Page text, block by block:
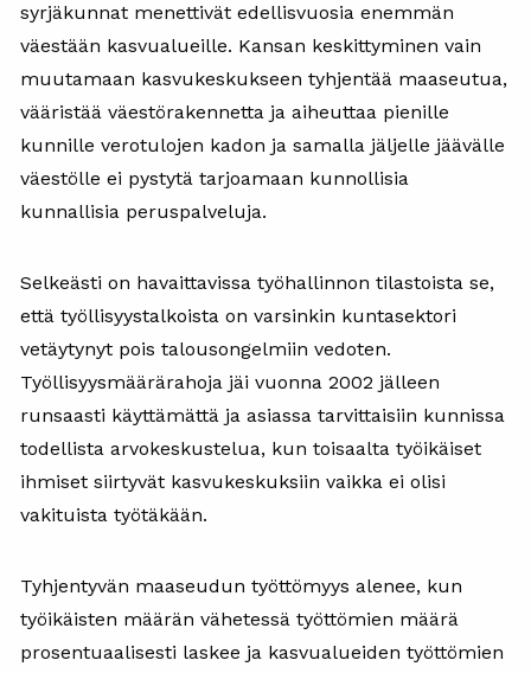
syrjäkunnat menettivät edellisvuosia enemmän
väestään kasvualueille. Kansan keskittyminen vain
muutamaan kasvukeskukseen tyhjentää maaseutua,
vääristää väestörakennetta ja aiheuttaa pienille
kunnille verotulojen kadon ja samalla jäljelle jäävälle
väestölle ei pystytä tarjoamaan kunnollisia
kunnallisia peruspalveluja.
Selkeästi on havaittavissa työhallinnon tilastoista se,
että työllisyystalkoista on varsinkin kuntasektori
vetäytynyt pois talousongelmiin vedoten.
Työllisyysmäärärahoja jäi vuonna 2002 jälleen
runsaasti käyttämättä ja asiassa tarvittaisiin kunnissa
todellista arvokeskustelua, kun toisaalta työikäiset
ihmiset siirtyvät kasvukeskuksiin vaikka ei olisi
vakituista työtäkään.
Tyhjentyvän maaseudun työttömyys alenee, kun
työikäisten määrän vähetessä työttömien määrä
prosentuaalisesti laskee ja kasvualueiden työttömien